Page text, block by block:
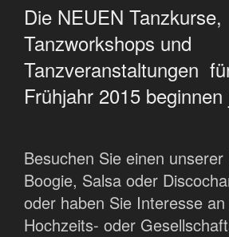
Die NEUEN Tanzkurse,
Tanzworkshops und
Tanzveranstaltungen
Frühjahr 2015
Besuchen Sie einen unserer
Boogie, Salsa oder
oder haben Sie Interesse
Hochzeits- oder